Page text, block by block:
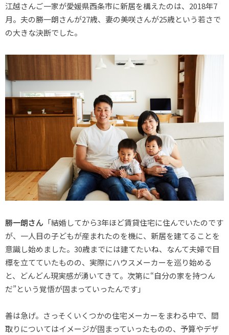
江越さんご一家が愛媛県西条市に新居を構えたのは、2018年7
月。夫の勝一朗さんが27歳、妻の美咲さんが25歳という若さで
の大きな決断でした。
勝一朗さん 「結婚してから3年ほど賃貸住宅に住んでいたのです
が、一人目の子どもが産まれたのを機に、新居を建てることを
意識し始めました。30歳までには建てたいね、なんて夫婦で目
標を立てていたものの、実際にハウスメーカーを巡り始める
と、どんどん現実感が湧いてきて。次第に“自分の家を持つん
だ”という覚悟が固まっていったんです」
善は急げ。さっそくいくつかの住宅メーカーをまわる中で、間
取りについてはイメージが固まっていったものの、予算やデザ